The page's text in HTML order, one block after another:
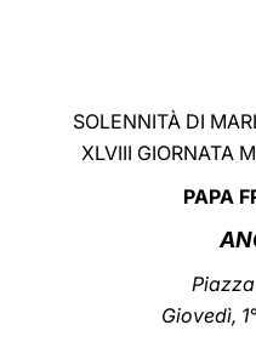
SOLENNITÀ DI
XLVIII GIORNATA
PAPA
Giovedì,